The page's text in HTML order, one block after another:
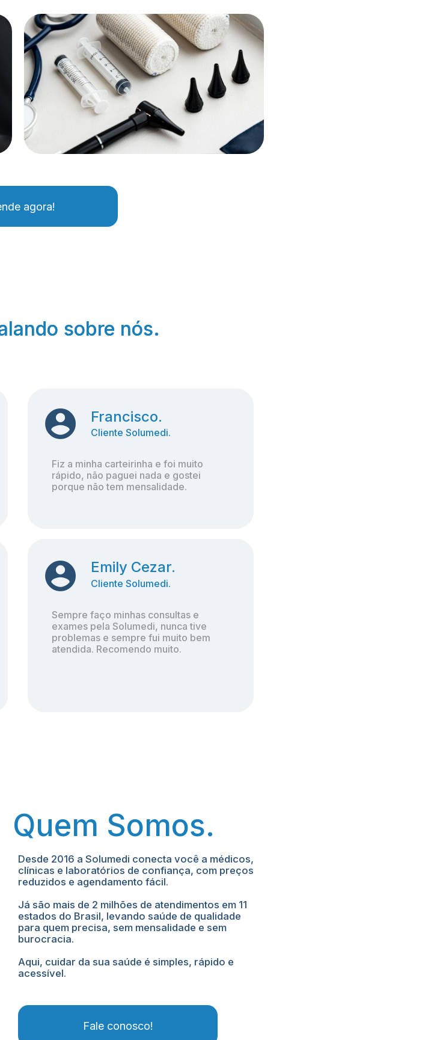
agora!
sobre nós.
sobre nós.
Francisco.
Francisco.
Cliente Solumedi.
Cliente Solumedi.
Fiz a minha carteirinha e foi muito
rápido, não paguei nada e gostei
porque não tem mensalidade.
Fiz a minha carteirinha e foi muito
rápido, não paguei nada e gostei
porque não tem mensalidade.
Emily Cezar.
Emily Cezar.
Cliente Solumedi.
Cliente Solumedi.
Sempre faço minhas consultas e
exames pela Solumedi, nunca tive
problemas e sempre fui muito bem
atendida. Recomendo muito.
Sempre faço minhas consultas e
exames pela Solumedi, nunca tive
problemas e sempre fui muito bem
atendida. Recomendo muito.
Quem Somos.
Desde 2016 a Solumedi conecta você a médicos,
clínicas e laboratórios de confiança, com preços
reduzidos e agendamento fácil.
Já são mais de 2 milhões de atendimentos em 11
estados do Brasil, levando saúde de qualidade
para quem precisa, sem mensalidade e sem
burocracia.
Aqui, cuidar da sua saúde é simples, rápido e
acessível.
Fale conosco!